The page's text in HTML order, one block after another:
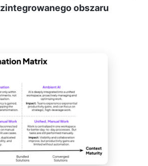
zintegrowanego obszaru